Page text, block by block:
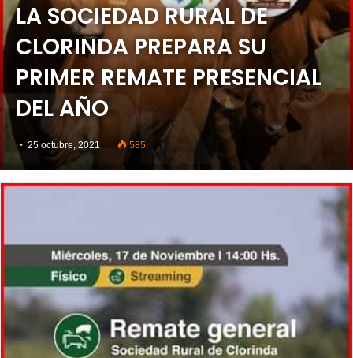
LA SOCIEDAD RURAL DE
CLORINDA PREPARA SU
PRIMER REMATE PRESENCIAL
DEL AÑO
25 octubre, 2021 585